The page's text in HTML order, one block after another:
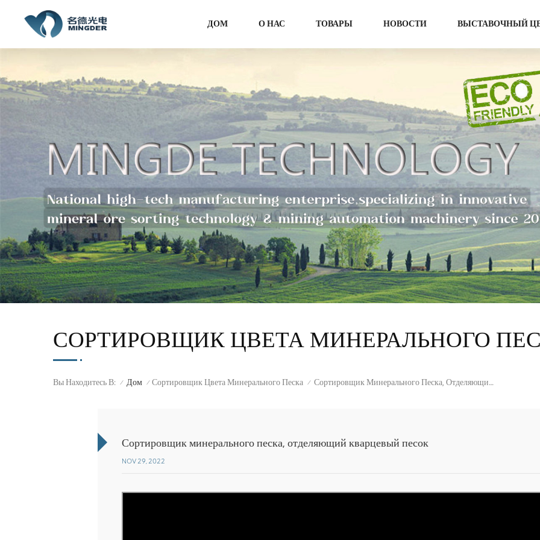
ДОМ О НАС ТОВАРЫ НОВОСТИ ВЫСТАВОЧНЫЙ
СОРТИРОВЩИК ЦВЕТА МИНЕРАЛЬНОГО
Вы Находитесь В: / Дом / Сортировщик Цвета Минерального Песка / Сортировщик Минерального Песка, Отделяющий Кварцевый Песок
Сортировщик минерального песка, отделяющий кварцевый песок
NOV 29, 2022